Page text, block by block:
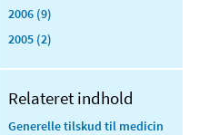
2006 (9)
2005 (2)
Relateret indhold
Generelle tilskud til medicin